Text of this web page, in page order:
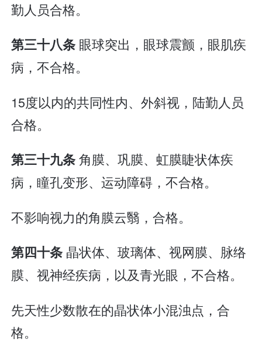
勤人员合格。
第三十八条 眼球突出，眼球震颤，眼肌疾
病，不合格。
15度以内的共同性内、外斜视，陆勤人员
合格。
第三十九条角膜、巩膜、虹膜睫状体疾
病，瞳孔变形、运动障碍，不合格。
不影响视力的角膜云翳，合格。
第四十条 晶状体、玻璃体、视网膜、脉络
膜、视神经疾病，以及青光眼，不合格。
先天性少数散在的晶状体小混浊点，合
格。